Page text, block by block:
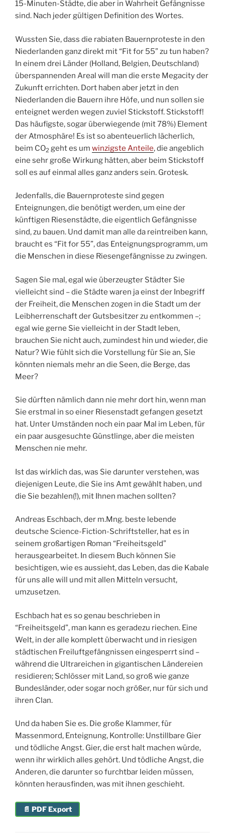
15-Minuten-Städte, die aber in Wahrheit Gefängnisse
sind. Nach jeder gültigen Definition des Wortes.
Wussten Sie, dass die rabiaten Bauernproteste in den
Niederlanden ganz direkt mit “Fit for 55” zu tun haben?
In einem drei Länder (Holland, Belgien, Deutschland)
überspannenden Areal will man die erste Megacity der
Zukunft errichten. Dort haben aber jetzt in den
Niederlanden die Bauern ihre Höfe, und nun sollen sie
enteignet werden wegen zuviel Stickstoff. Stickstoff!
Das häufigste, sogar überwiegende (mit 78%) Element
der Atmosphäre! Es ist so abenteuerlich lächerlich,
beim CO2 geht es um winzigste Anteile, die angeblich
eine sehr große Wirkung hätten, aber beim Stickstoff
soll es auf einmal alles ganz anders sein. Grotesk.
Jedenfalls, die Bauernproteste sind gegen
Enteignungen, die benötigt werden, um eine der
künftigen Riesenstädte, die eigentlich Gefängnisse
sind, zu bauen. Und damit man alle da reintreiben kann,
braucht es “Fit for 55”, das Enteignungsprogramm, um
die Menschen in diese Riesengefängnisse zu zwingen.
Sagen Sie mal, egal wie überzeugter Städter Sie
vielleicht sind – die Städte waren ja einst der Inbegriff
der Freiheit, die Menschen zogen in die Stadt um der
Leibherrenschaft der Gutsbesitzer zu entkommen –;
egal wie gerne Sie vielleicht in der Stadt leben,
brauchen Sie nicht auch, zumindest hin und wieder, die
Natur? Wie fühlt sich die Vorstellung für Sie an, Sie
könnten niemals mehr an die Seen, die Berge, das
Meer?
Sie dürften nämlich dann nie mehr dort hin, wenn man
Sie erstmal in so einer Riesenstadt gefangen gesetzt
hat. Unter Umständen noch ein paar Mal im Leben, für
ein paar ausgesuchte Günstlinge, aber die meisten
Menschen nie mehr.
Ist das wirklich das, was Sie darunter verstehen, was
diejenigen Leute, die Sie ins Amt gewählt haben, und
die Sie bezahlen(!), mit Ihnen machen sollten?
Andreas Eschbach, der m.Mng. beste lebende
deutsche Science-Fiction-Schriftsteller, hat es in
seinem großartigen Roman “Freiheitsgeld”
herausgearbeitet. In diesem Buch können Sie
besichtigen, wie es aussieht, das Leben, das die Kabale
für uns alle will und mit allen Mitteln versucht,
umzusetzen.
Eschbach hat es so genau beschrieben in
“Freiheitsgeld”, man kann es geradezu riechen. Eine
Welt, in der alle komplett überwacht und in riesigen
städtischen Freiluftgefängnissen eingesperrt sind –
während die Ultrareichen in gigantischen Ländereien
residieren; Schlösser mit Land, so groß wie ganze
Bundesländer, oder sogar noch größer, nur für sich und
ihren Clan.
Und da haben Sie es. Die große Klammer, für
Massenmord, Enteignung, Kontrolle: Unstillbare Gier
und tödliche Angst. Gier, die erst halt machen würde,
wenn ihr wirklich alles gehört. Und tödliche Angst, die
Anderen, die darunter so furchtbar leiden müssen,
könnten herausfinden, was mit ihnen geschieht.
📄 PDF Export